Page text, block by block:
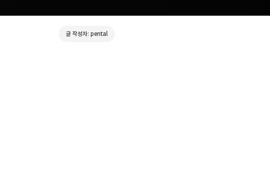
글 작성자: pental